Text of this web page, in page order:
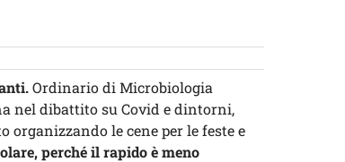
Ordinario di Microbiologia
nel dibattito su Covid e dintorni,
organizzando le cene per le feste e
perché il rapido è meno